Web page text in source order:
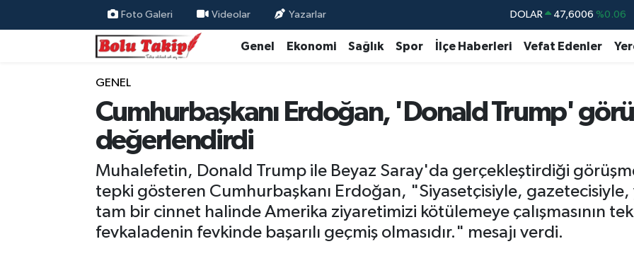
Foto Galeri Videolar Yazarlar DOLAR 47,6006 %0.06
EURO 55,0250 %0.02
BİST100 13.768 %48
Genel Ekonomi Sağlık Spor İlçe Haberleri Vefat Edenler
GENEL
Cumhurbaşkanı Erdoğan, 'Donald Trump'
değerlendirdi
Muhalefetin, Donald Trump ile Beyaz Saray'da gerçekleştirdiği
tepki gösteren Cumhurbaşkanı Erdoğan, "Siyasetçisiyle,
tam bir cinnet halinde Amerika ziyaretimizi kötülemeye çalışmasının
fevkaladenin fevkinde başarılı geçmiş olmasıdır." mesajı verdi.